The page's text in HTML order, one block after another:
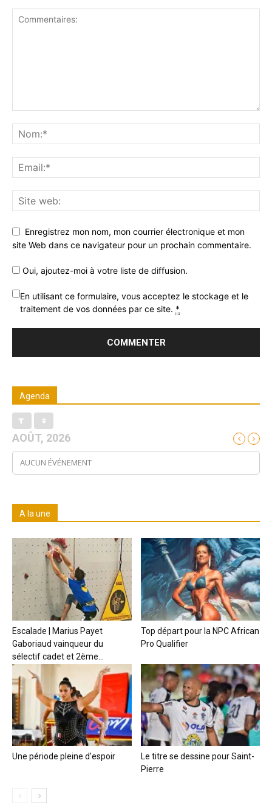
Enregistrez mon nom, mon courrier électronique et mon
site Web dans ce navigateur pour un prochain commentaire.
Oui, ajoutez-moi à votre liste de diffusion.
En utilisant ce formulaire, vous acceptez le stockage et le
traitement de vos données par ce site. *
Agenda
AOÛT, 2026
AUCUN ÉVÉNEMENT
A la une
Escalade | Marius Payet
Gaboriaud vainqueur du
sélectif cadet et 2ème...
Top départ pour la NPC African
Pro Qualifier
Une période pleine d’espoir
Le titre se dessine pour Saint-
Pierre